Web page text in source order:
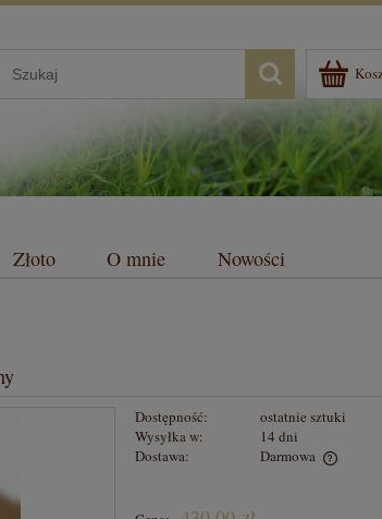
Złoto O mnie Nowości
Dostępność:
ostatnie sztuki
Wysyłka w:
14 dni
Dostawa:
Darmowa